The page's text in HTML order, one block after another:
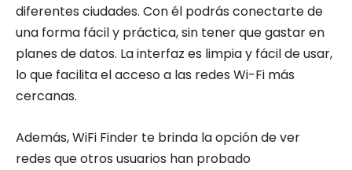
diferentes ciudades. Con él podrás conectarte de
una forma fácil y práctica, sin tener que gastar en
planes de datos. La interfaz es limpia y fácil de usar,
lo que facilita el acceso a las redes Wi-Fi más
cercanas.
Además, WiFi Finder te brinda la opción de ver
redes que otros usuarios han probado